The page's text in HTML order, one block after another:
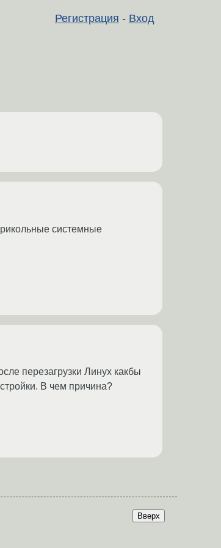
Регистрация - Вход
системные
перезагрузки Линух какбы
В чем причина?
Вверх